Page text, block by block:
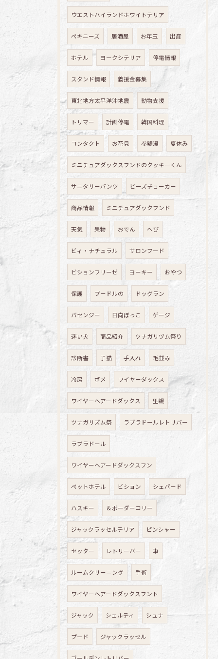
ウエストハイランドホワイトテリア
ペキニーズ 居酒屋 お年玉 出産
ホテル ヨークシテリア 停電情報
スタンド情報 義援金募集
東北地方太平洋沖地震 動物支援
トリマー 計画停電 韓国料理
コンタクト お花見 参鶏湯 夏休み
ミニチュアダックスフンドのクッキーくん
サニタリーパンツ ビーズチョーカー
商品情報 ミニチュアダックフンド
天気 果物 おでん へび
ビィ・ナチュラル サロンフード
ビションフリーゼ ヨーキー おやつ
保護 プードルの ドッグラン
バセンジー 日向ぼっこ ゲージ
迷い犬 商品紹介 ツナガリヅム祭り
診断書 子猫 手入れ 毛並み
冷房 ポメ ワイヤーダックス
ワイヤーヘアードダックス 里親
ツナガリズム祭 ラブラドールレトリバー
ラブラドール
ワイヤーヘアードダックスフン
ペットホテル ビション シェパード
ハスキー ＆ボーダーコリー
ジャックラッセルテリア ピンシャー
セッター レトリーバー 車
ルームクリーニング 手術
ワイヤーヘアードダックスフント
ジャック シェルティ シュナ
プード ジャックラッセル